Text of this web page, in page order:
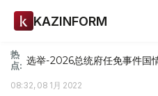
KAZINFORM
热
点: 选举-2026总统府任免事件国
08:32, 08 1月 2022